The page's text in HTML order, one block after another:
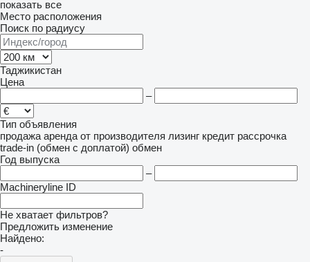
показать все
Место расположения
Поиск по радиусу
Таджикистан
Цена
–
Тип объявления
продажа аренда от производителя лизинг кредит рассрочка
trade-in (обмен с доплатой) обмен
Год выпуска
–
Machineryline ID
Не хватает фильтров?
Предложить изменение
Найдено:
-